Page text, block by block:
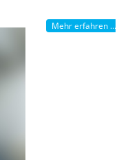
Mehr erfahren ...